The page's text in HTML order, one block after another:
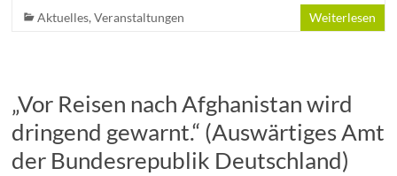
Aktuelles,Veranstaltungen Weiterlesen
„Vor Reisen nach Afghanistan wird
dringend gewarnt.“ (Auswärtiges Amt
der Bundesrepublik Deutschland)